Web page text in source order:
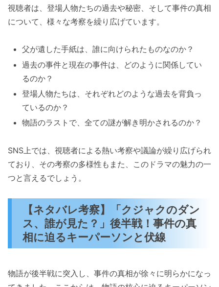
視聴者は、登場人物たちの過去や秘密、そして事件の真相
について、様々な考察を繰り広げています。
父が遺した手紙は、誰に向けられたものなのか？
過去の事件と現在の事件は、どのように関係してい
るのか？
登場人物たちは、それぞれどのような過去を背負っ
ているのか？
物語のラストで、全ての謎が解き明かされるのか？
SNS上では、視聴者による熱い考察や議論が繰り広げられ
ており、その考察の多様性もまた、このドラマの魅力の一
つと言えるでしょう。
【ネタバレ考察】「クジャクのダン
ス、誰が見た？」後半戦！事件の真
相に迫るキーパーソンと伏線
物語が後半戦に突入し、事件の真相が徐々に明らかになっ